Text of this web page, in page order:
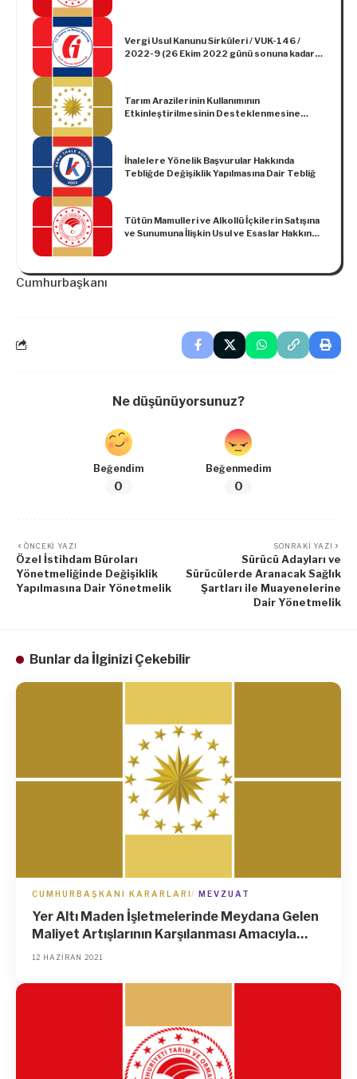
Vergi Usul Kanunu Sirküleri / VUK-146 /
2022-9 (26 Ekim 2022 günü sonuna kadar
sürelerinin uzatılması.)
Tarım Arazilerinin Kullanımının
Etkinleştirilmesinin Desteklenmesine
İhalelere Yönelik Başvurular Hakkında
Tebliğde Değişiklik Yapılmasına Dair Tebliğ
Tütün Mamulleri ve Alkollü İçkilerin Satışına
ve Sunumuna İlişkin Usul ve Esaslar Hakkında
Cumhurbaşkanı
Ne düşünüyorsunuz?
Beğendim
0
Beğenmedim
0
ÖNCEKI YAZI
Özel İstihdam Büroları
Yönetmeliğinde Değişiklik
Yapılmasına Dair Yönetmelik
SONRAKI YAZI
Sürücü Adayları ve
Sürücülerde Aranacak Sağlık
Şartları ile Muayenelerine
Dair Yönetmelik
Bunlar da İlginizi Çekebilir
CUMHURBAŞKANI KARARLARI MEVZUAT
Yer Altı Maden İşletmelerinde Meydana Gelen
Maliyet Artışlarının Karşılanması Amacıyla
Destek Verilmesine İlişkin Kararda Değişiklik
12 HAZIRAN 2021